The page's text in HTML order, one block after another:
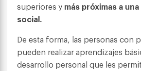
superiores y más próximas a
social.
De esta forma, las personas con
pueden realizar aprendizajes
desarrollo personal que les